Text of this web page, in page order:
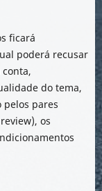
ficará
poderá recusar
do tema,
pelos pares
os